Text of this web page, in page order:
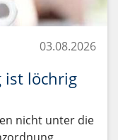
03.08.2026
ist löchrig
nicht unter die